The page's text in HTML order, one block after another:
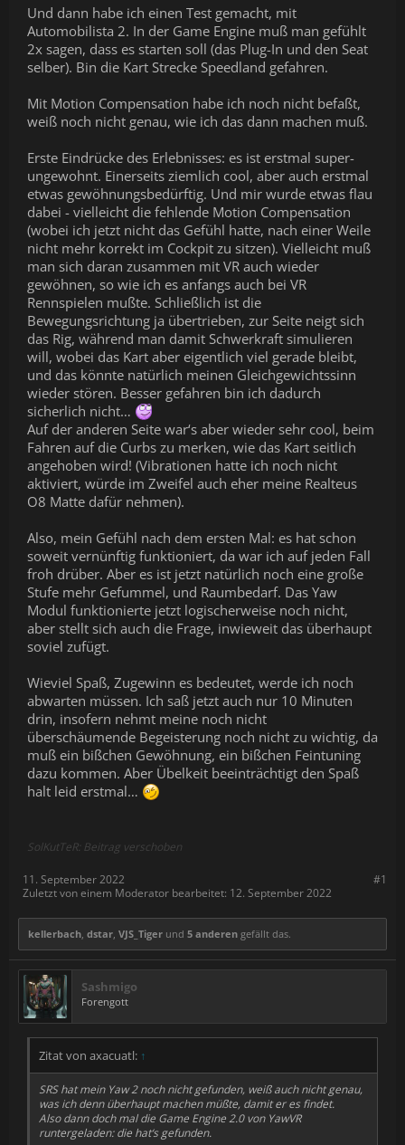
Und dann habe ich einen Test gemacht, mit
Automobilista 2. In der Game Engine muß man gefühlt
2x sagen, dass es starten soll (das Plug-In und den Seat
selber). Bin die Kart Strecke Speedland gefahren.
Mit Motion Compensation habe ich noch nicht befaßt,
weiß noch nicht genau, wie ich das dann machen muß.
Erste Eindrücke des Erlebnisses: es ist erstmal super-
ungewohnt. Einerseits ziemlich cool, aber auch erstmal
etwas gewöhnungsbedürftig. Und mir wurde etwas flau
dabei - vielleicht die fehlende Motion Compensation
(wobei ich jetzt nicht das Gefühl hatte, nach einer Weile
nicht mehr korrekt im Cockpit zu sitzen). Vielleicht muß
man sich daran zusammen mit VR auch wieder
gewöhnen, so wie ich es anfangs auch bei VR
Rennspielen mußte. Schließlich ist die
Bewegungsrichtung ja übertrieben, zur Seite neigt sich
das Rig, während man damit Schwerkraft simulieren
will, wobei das Kart aber eigentlich viel gerade bleibt,
und das könnte natürlich meinen Gleichgewichtssinn
wieder stören. Besser gefahren bin ich dadurch
sicherlich nicht…
Auf der anderen Seite war‘s aber wieder sehr cool, beim
Fahren auf die Curbs zu merken, wie das Kart seitlich
angehoben wird! (Vibrationen hatte ich noch nicht
aktiviert, würde im Zweifel auch eher meine Realteus
O8 Matte dafür nehmen).
Also, mein Gefühl nach dem ersten Mal: es hat schon
soweit vernünftig funktioniert, da war ich auf jeden Fall
froh drüber. Aber es ist jetzt natürlich noch eine große
Stufe mehr Gefummel, und Raumbedarf. Das Yaw
Modul funktionierte jetzt logischerweise noch nicht,
aber stellt sich auch die Frage, inwieweit das überhaupt
soviel zufügt.
Wieviel Spaß, Zugewinn es bedeutet, werde ich noch
abwarten müssen. Ich saß jetzt auch nur 10 Minuten
drin, insofern nehmt meine noch nicht
überschäumende Begeisterung noch nicht zu wichtig, da
muß ein bißchen Gewöhnung, ein bißchen Feintuning
dazu kommen. Aber Übelkeit beeinträchtigt den Spaß
halt leid erstmal…
SolKutTeR: Beitrag verschoben
#1
11. September 2022
Zuletzt von einem Moderator bearbeitet: 12. September 2022
kellerbach, dstar, VJS_Tiger und 5 anderen gefällt das.
Sashmigo
Forengott
Zitat von axacuatl: ↑
SRS hat mein Yaw 2 noch nicht gefunden, weiß auch nicht genau,
was ich denn überhaupt machen müßte, damit er es findet.
Also dann doch mal die Game Engine 2.0 von YawVR
runtergeladen: die hat‘s gefunden.